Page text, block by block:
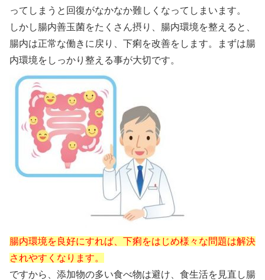
ってしまうと回復がなかなか難しくなってしまいます。
しかし腸内善玉菌をたくさん摂り、腸内環境を整えると、
腸内は正常な働きに戻り、下痢を改善をします。まずは腸
内環境をしっかり整える事が大切です。
腸内環境を良好にすれば、下痢をはじめ様々な問題は解決
されやすくなります。
ですから、添加物の多い食べ物は避け、食生活を見直し腸